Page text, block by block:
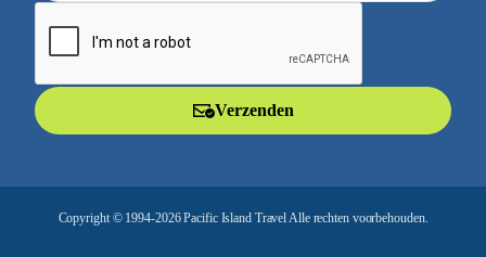
a
Verzenden
Copyright © 1994-2026 Pacific Island Travel Alle rechten voorbehouden.